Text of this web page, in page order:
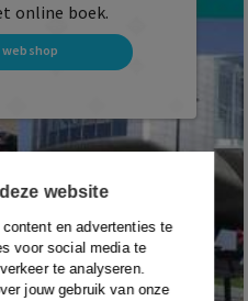
website
en advertenties te
voor social media te
te analyseren.
jouw gebruik van onze
online boek.
webshop